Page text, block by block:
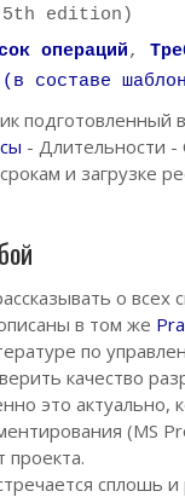
(5th edition)
операций,
составе
подготовленный
- Длительности -
и загрузке
о всех
в том же
по
качество
это актуально,
(MS
проекта.
сплошь